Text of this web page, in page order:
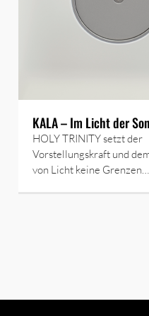
KALA – Im Licht der
HOLY TRINITY setzt der
Vorstellungskraft und
von Licht keine